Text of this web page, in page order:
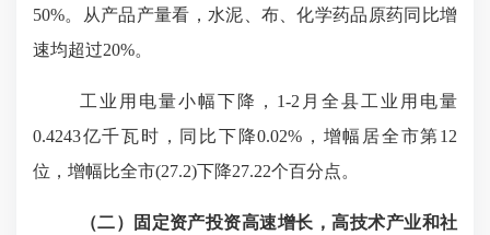
50%。从产品产量看，水泥、布、化学药品原药同比增
速均超过20%。
工业用电量小幅下降， 1-2 月全县工业用电量
0.4243亿千瓦时，同比下降0.02% ，增幅居全市第12
位，增幅比全市(27.2)下降27.22个百分点。
（二）
固定资产投资高速增长，高技术产业和社